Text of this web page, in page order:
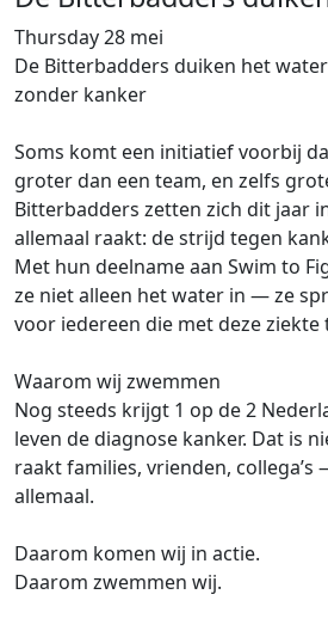
Thursday 28 mei
De Bitterbadders duiken het
zonder kanker
Soms komt een initiatief voorbij
groter dan een team, en zelfs
Bitterbadders zetten zich dit jaar
allemaal raakt: de strijd tegen
Met hun deelname aan Swim to
ze niet alleen het water in — ze
voor iedereen die met deze ziekte
Waarom wij zwemmen
Nog steeds krijgt 1 op de 2
leven de diagnose kanker. Dat is
raakt families, vrienden,
allemaal.
Daarom komen wij in actie.
Daarom zwemmen wij.